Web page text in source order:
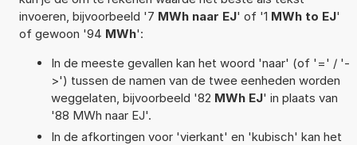
invoeren, bijvoorbeeld '7 MWh naar EJ' of '1 MWh to EJ'
of gewoon '94 MWh':
In de meeste gevallen kan het woord 'naar' (of '=' / '-
>') tussen de namen van de twee eenheden worden
weggelaten, bijvoorbeeld '82 MWh EJ' in plaats van
'88 MWh naar EJ'.
In de afkortingen voor 'vierkant' en 'kubisch' kan het